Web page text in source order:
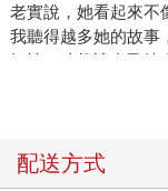
老實說，她看起來不
我聽得越多她的故事
韌性，才能讓自己掉
她二十多歲結婚，
見面一次，在聖誕
配送方式